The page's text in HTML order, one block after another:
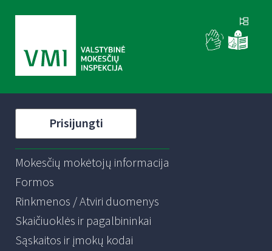
Prisijungti
Mokesčių mokėtojų informacija
Formos
Rinkmenos / Atviri duomenys
Skaičiuoklės ir pagalbininkai
Sąskaitos ir įmokų kodai